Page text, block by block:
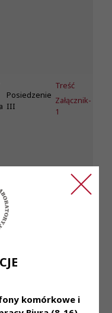
komórkowe i
Posiedzenie
III
Treść
Załącznik-
1